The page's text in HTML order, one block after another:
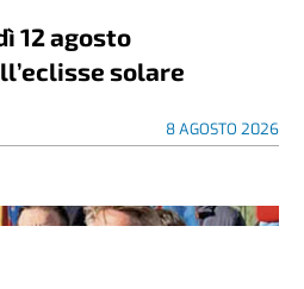
12 agosto
solare
8 AGOSTO 2026